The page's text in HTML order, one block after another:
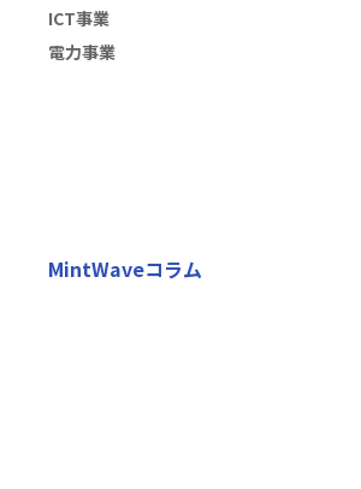
ICT事業
電力事業
MintWaveコラム